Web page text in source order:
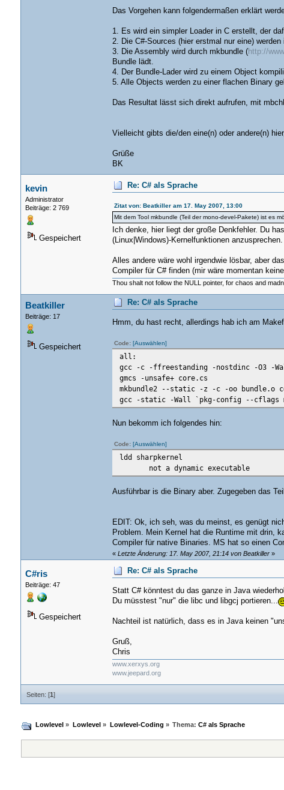
Das Vorgehen kann folgendermaßen erklärt
1. Es wird ein simpler Loader in C erstellt, der
2. Die C#-Sources (hier erstmal nur eine)
3. Die Assembly wird durch mkbundle (http://
Bundle lädt.
4. Der Bundle-Lader wird zu einem Object
5. Alle Objects werden zu einer flachen Binary
Das Resultat lässt sich direkt aufrufen, mit
Vielleicht gibts die/den eine(n) oder andere(n)
Grüße
BK
kevin
Administrator
Beiträge: 2 769
Gespeichert
Re: C# als Sprache
Zitat von: Beatkiller am 17. May 2007, 13:00
Mit dem Tool mkbundle (Teil der mono-devel-Pakete) ist es
Ich denke, hier liegt der große Denkfehler. Du
(Linux|Windows)-Kernelfunktionen
Alles andere wäre wohl irgendwie lösbar, aber
Compiler für C# finden (mir wäre momentan
Thou shalt not follow the NULL pointer, for chaos and
Beatkiller
Beiträge: 17
Gespeichert
Re: C# als Sprache
Hmm, du hast recht, allerdings hab ich am
Code: [Auswählen]
all:
gcc -c -ffreestanding -nostdinc -O3 -
gmcs -unsafe+ core.cs
mkbundle2 --static -z -c -oo bundle.o
gcc -static -Wall `pkg-config --cflags
Nun bekomm ich folgendes hin:
Code: [Auswählen]
ldd sharpkernel
not a dynamic executable
Ausführbar is die Binary aber. Zugegeben das
EDIT: Ok, ich seh, was du meinst, es genügt
Problem. Mein Kernel hat die Runtime mit drin,
Compiler für native Binaries. MS hat so einen
« Letzte Änderung: 17. May 2007, 21:14 von Beatkiller»
C#ris
Beiträge: 47
Gespeichert
Re: C# als Sprache
Statt C# könntest du das ganze in Java
Du müsstest "nur" die libc und libgcj portieren...
Nachteil ist natürlich, dass es in Java keinen
Gruß,
Chris
www.xerxys.org
www.jeepard.org
Seiten: [1]
Lowlevel » Lowlevel» Lowlevel-Coding » Thema:C# als Sprache